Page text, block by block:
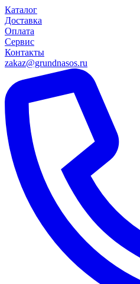
Каталог
Доставка
Оплата
Сервис
Контакты
zakaz@grundnasos.ru